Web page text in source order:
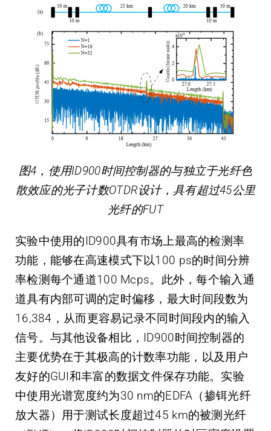
图4，使用ID900时间控制器的与独立于光纤色
散效应的光子计数OTDR设计，具有超过45公里
光纤的FUT
实验中使用的ID900具有市场上最高的检测率
功能，能够在高速模式下以100 ps的时间分辨
率检测每个通道100 Mcps。此外，每个输入通
道具有内部可调的定时偏移，最大时间段数为
16,384，从而更容易记录不同时间段内的输入
信号。与其他设备相比，ID900时间控制器的
主要优势在于其极高的计数率功能，以及用户
友好的GUI和丰富的数据文件保存功能。实验
中使用光谱宽度约为30 nm的EDFA（掺铒光纤
放大器）用于测试长度超过45 km的被测光纤